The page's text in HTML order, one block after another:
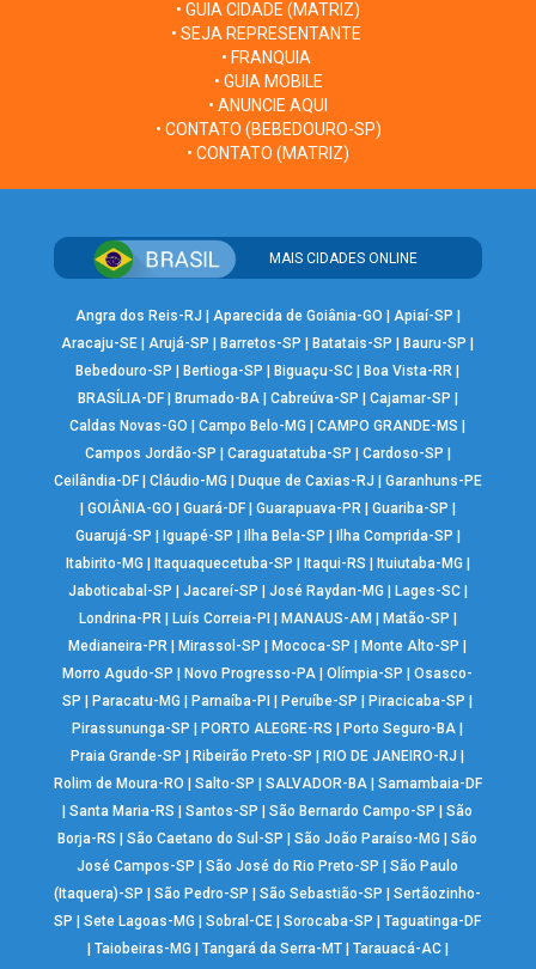
• GUIA CIDADE (MATRIZ)
• SEJA REPRESENTANTE
• FRANQUIA
• GUIA MOBILE
• ANUNCIE AQUI
• CONTATO (BEBEDOURO-SP)
• CONTATO (MATRIZ)
MAIS CIDADES ONLINE
Angra dos Reis-RJ Aparecida de Goiânia-GO Apiaí-SP
Aracaju-SE |Arujá-SP Barretos-SP Batatais-SP Bauru-SP
Bebedouro-SP
Bertioga-SP Biguaçu-SC Boa Vista-RR
BRASÍLIA-DF| Brumado-BA| Cabreúva-SP Cajamar-SP
Caldas Novas-GO
|Campo Belo-MG |CAMPO GRANDE-MS
Campos Jordão-SP
Caraguatatuba-SP Cardoso-SP
Ceilândia-DF| Cláudio-MG Duque de Caxias-RJ
Garanhuns-PE
GOIÂNIA-GO Guará-DF| Guarapuava-PR| Guariba-SP
Guarujá-SP
Iguapé-SP Ilha Bela-SP Ilha Comprida-SP
Itabirito-MG
Itaquaquecetuba-SP Itaqui-RS Ituiutaba-MG
Jaboticabal-SP
Jacareí-SP José Raydan-MG Lages-SC|
Londrina-PR| Luís Correia-PI MANAUS-AM Matão-SP
Medianeira-PR
Mirassol-SP Mococa-SP Monte Alto-SP
Morro Agudo-SP
Novo Progresso-PA |Olímpia-SP |Osasco-
SP
Paracatu-MG Parnaíba-PI Peruíbe-SP Piracicaba-SP
Pirassununga-SP
PORTO ALEGRE-RS Porto Seguro-BA
Praia Grande-SP
Ribeirão Preto-SP RIO DE JANEIRO-RJ
Rolim de Moura-RO
Salto-SP SALVADOR-BA| Samambaia-DF
|Santa Maria-RS |Santos-SP |São Bernardo Campo-SP |São
Borja-RS
|São Caetano do Sul-SP |São João Paraíso-MG |São
José Campos-SP
|São José do Rio Preto-SP |São Paulo
(Itaquera)-SP
|São Pedro-SP |São Sebastião-SP |Sertãozinho-
SP
|Sete Lagoas-MG |Sobral-CE |Sorocaba-SP |Taguatinga-DF
Taiobeiras-MG Tangará da Serra-MT| Tarauacá-AC|